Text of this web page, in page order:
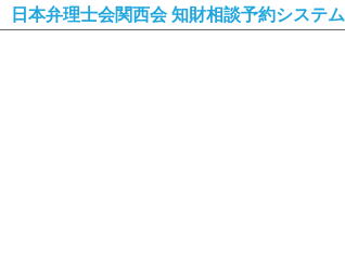
日本弁理士会関西会 知財相談予約システム